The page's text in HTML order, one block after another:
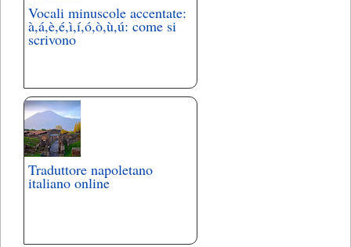
Vocali minuscole accentate:
à,á,è,é,ì,í,ó,ò,ù,ú: come si
scrivono
Traduttore napoletano
italiano online